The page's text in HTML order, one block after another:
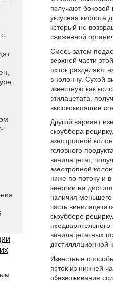
получают боковой
уксусная кислота
который не
сжиженной
Смесь затем
верхней части
поток разделяют
в колонну. Сухой
известную как
этилацетата,
высококипящие
Другой вариант
скруббера
азеотропной
головного
винилацетат,
азеотропной
ниже по потоку и
энергии на
наличия меньшего
часть
скруббере
винилацетатных
дистилляционной
Известные
поток из нижней
обезвоживания